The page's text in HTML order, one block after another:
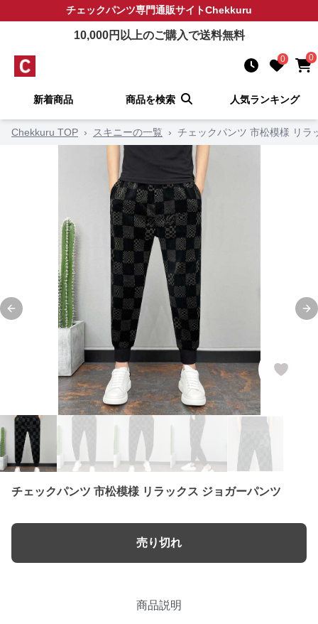
チェックパンツ専門通販サイトChekkuru
10,000円以上のご購入で送料無料
0 0
新着商品 商品を検索 人気ランキング
Chekkuru TOP › スキニーの一覧 › チェックパンツ 市松模様 リラ
Previous slide
チェックパンツ 市松模様 リラックス ジョガーパンツ
売り切れ
商品説明